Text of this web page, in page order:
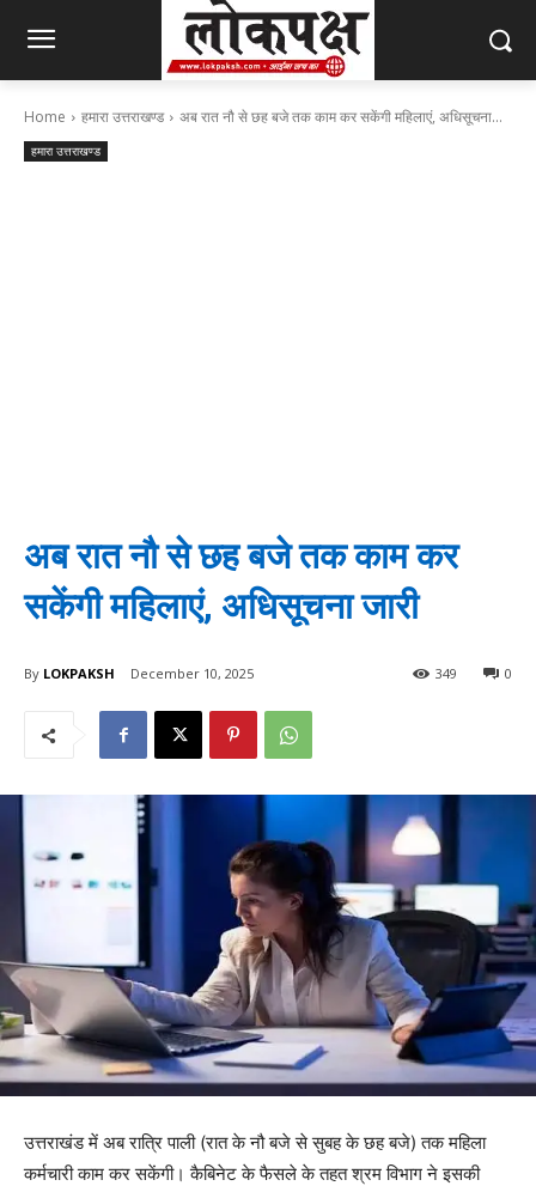
Home हमारा उत्तराखण्ड अब रात नौ से छह बजे तक काम कर सकेंगी महिलाएं, अधिसूचना...
हमारा उत्तराखण्ड
अब रात नौ से छह बजे तक काम कर
सकेंगी महिलाएं, अधिसूचना जारी
By LOKPAKSH December 10, 2025 0
349
उत्तराखंड में अब रात्रि पाली (रात के नौ बजे से सुबह के छह बजे) तक महिला
कर्मचारी काम कर सकेंगी। कैबिनेट के फैसले के तहत श्रम विभाग ने इसकी